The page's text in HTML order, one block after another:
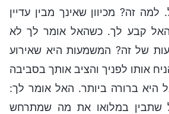
זה? מכיוון שאינך מבין עדיין
קבע לך. כשהאל אומר לך לא
של זה? המשמעות היא שאירוע
אותו לפניך והציב אותך בסביבה
היא ברורה ביותר. האל אומר לך:
שתבין במלואו את מה שמתרחש